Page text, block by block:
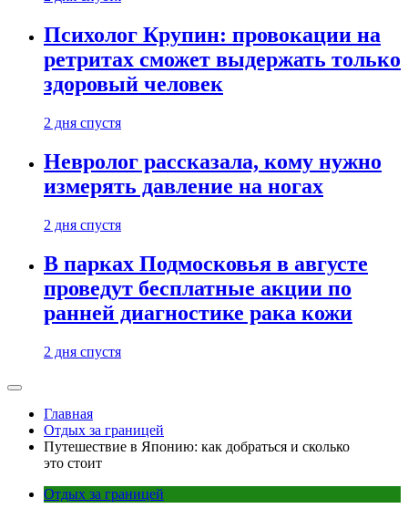
Психолог Крупин: провокации на
ретритах сможет выдержать только
здоровый человек
2 дня спустя
Невролог рассказала, кому нужно
измерять давление на ногах
2 дня спустя
В парках Подмосковья в августе
проведут бесплатные акции по
ранней диагностике рака кожи
2 дня спустя
Главная
Отдых за границей
Путешествие в Японию: как добраться и сколько
это стоит
Отдых за границей